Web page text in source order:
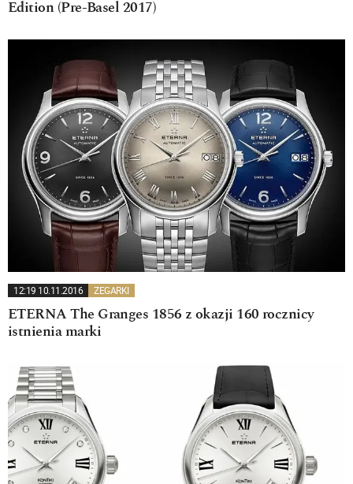
Edition (Pre-Basel 2017)
12:19 10.11.2016 ZEGARKI
ETERNA The Granges 1856 z okazji 160 rocznicy
istnienia marki